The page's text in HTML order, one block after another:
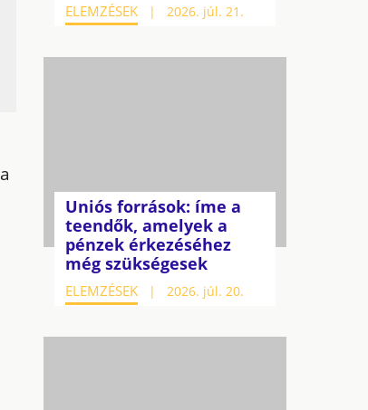
ELEMZÉSEK 2026. júl. 21.
Uniós források: íme a
teendők, amelyek a
pénzek érkezéséhez
még szükségesek
ELEMZÉSEK 2026. júl. 20.